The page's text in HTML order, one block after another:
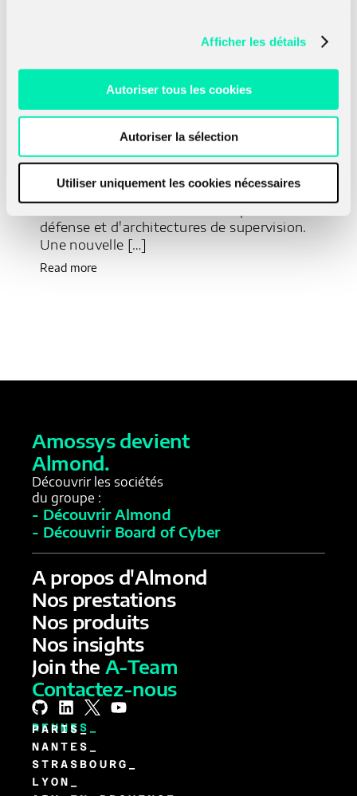
Afficher les détails
Autoriser tous les cookies
Autoriser la sélection
Utiliser uniquement les cookies nécessaires
de
22 juillet 2025
M&NTIS Platform est une solution SaaS
destinée au test d'efficacité de produits de
défense et d'architectures de supervision.
Une nouvelle […]
Read more
Amossys devient
Almond.
Découvrir les sociétés
du groupe :
- Découvrir Almond
- Découvrir Board of Cyber
A propos d'Almond
Nos prestations
Nos produits
Nos insights
Join the A-Team
Contactez-nous
RENNES_
PARIS_
NANTES_
STRASBOURG_
LYON_